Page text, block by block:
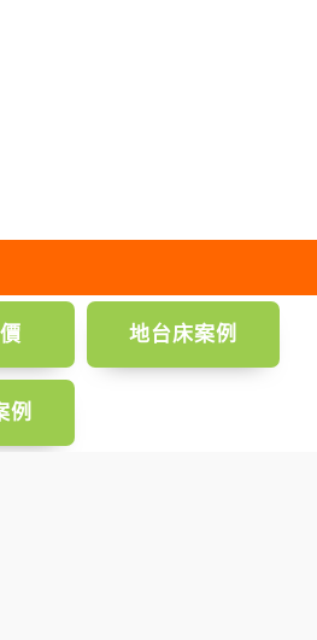
地台床案例
例